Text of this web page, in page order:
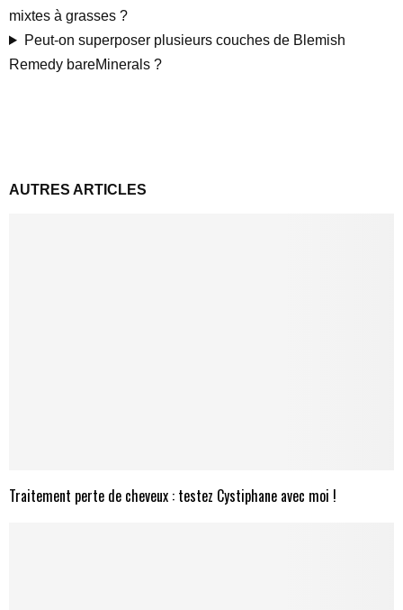
mixtes à grasses ?
Peut-on superposer plusieurs couches de Blemish
Remedy bareMinerals ?
AUTRES ARTICLES
Traitement perte de cheveux : testez Cystiphane avec moi !